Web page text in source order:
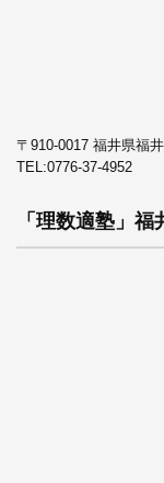
〒910-0017 福井県福
TEL:0776-37-4952
「理数適塾」